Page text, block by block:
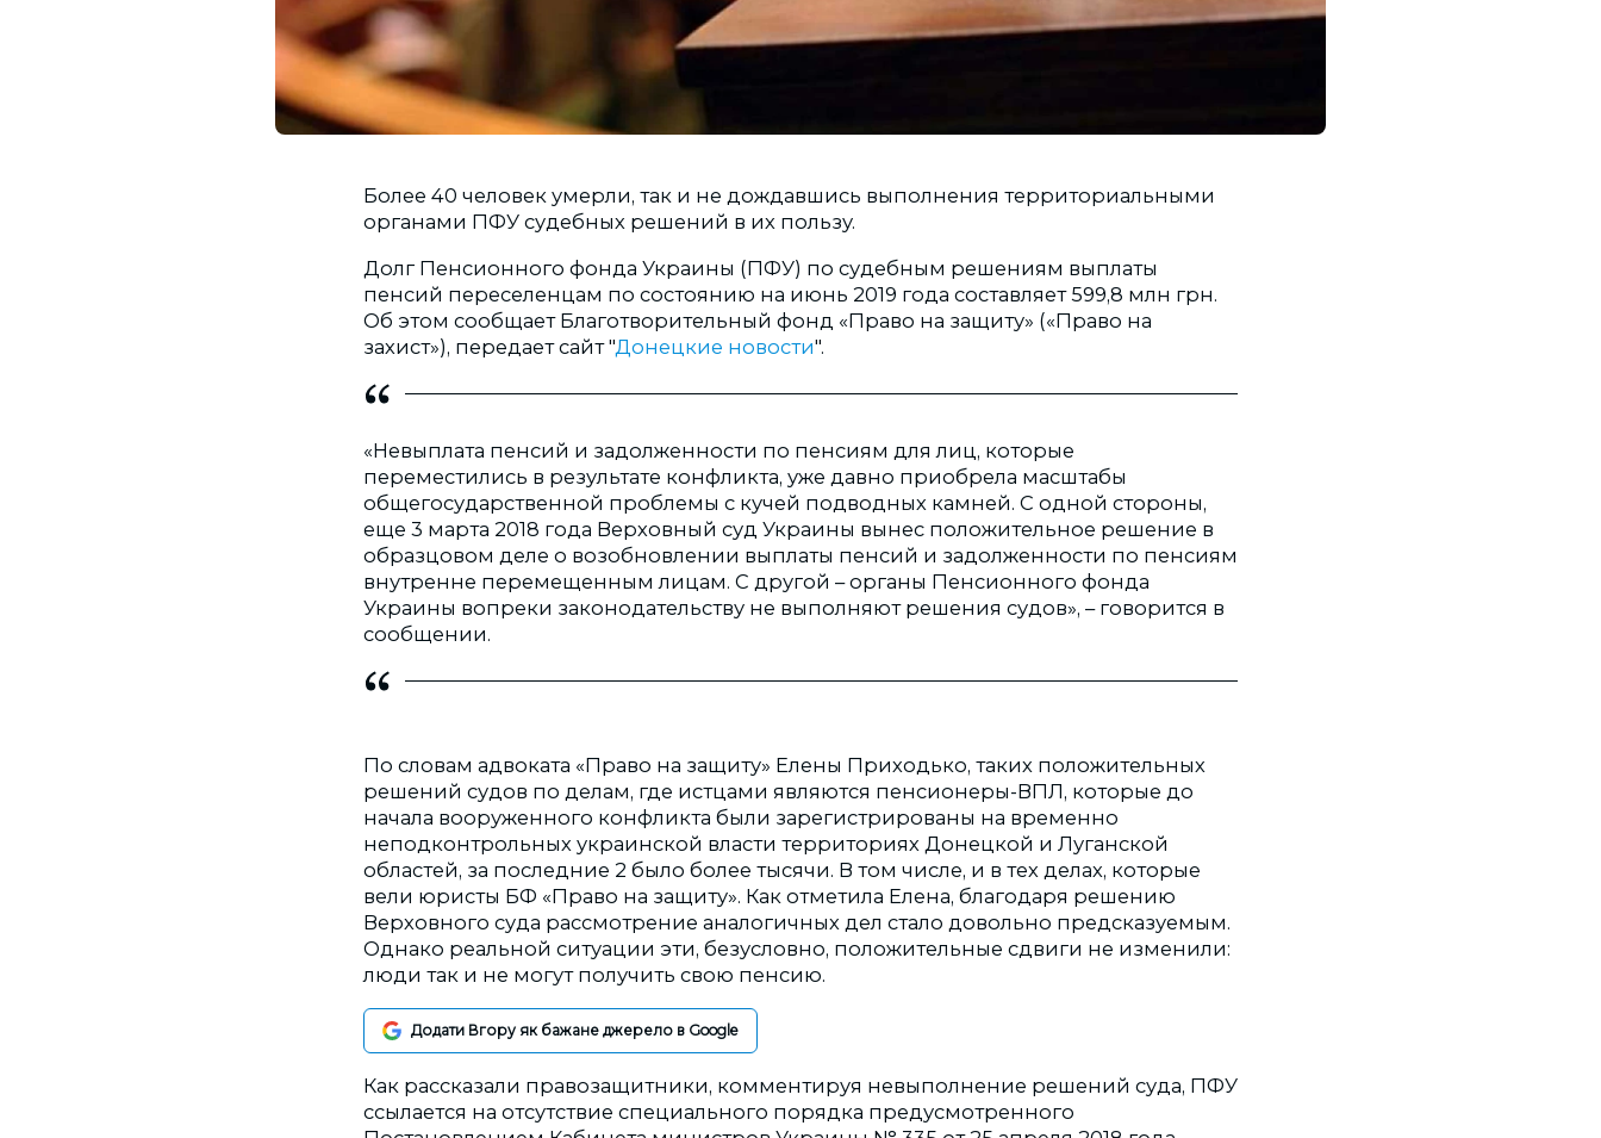
Более 40 человек умерли, так и не дождавшись выполнения территориальными
органами ПФУ судебных решений в их пользу.
Долг Пенсионного фонда Украины (ПФУ) по судебным решениям выплаты
пенсий переселенцам по состоянию на июнь 2019 года составляет 599,8 млн грн.
Об этом сообщает Благотворительный фонд «Право на защиту» («Право на
захист»), передает сайт "Донецкие новости".
«Невыплата пенсий и задолженности по пенсиям для лиц, которые
переместились в результате конфликта, уже давно приобрела масштабы
общегосударственной проблемы с кучей подводных камней. С одной стороны,
еще 3 марта 2018 года Верховный суд Украины вынес положительное решение в
образцовом деле о возобновлении выплаты пенсий и задолженности по пенсиям
внутренне перемещенным лицам. С другой – органы Пенсионного фонда
Украины вопреки законодательству не выполняют решения судов», – говорится в
сообщении.
По словам адвоката «Право на защиту» Елены Приходько, таких положительных
решений судов по делам, где истцами являются пенсионеры-ВПЛ, которые до
начала вооруженного конфликта были зарегистрированы на временно
неподконтрольных украинской власти территориях Донецкой и Луганской
областей, за последние 2 было более тысячи. В том числе, и в тех делах, которые
вели юристы БФ «Право на защиту». Как отметила Елена, благодаря решению
Верховного суда рассмотрение аналогичных дел стало довольно предсказуемым.
Однако реальной ситуации эти, безусловно, положительные сдвиги не изменили:
люди так и не могут получить свою пенсию.
Додати Вгору як бажане джерело в Google
Как рассказали правозащитники, комментируя невыполнение решений суда, ПФУ
ссылается на отсутствие специального порядка предусмотренного